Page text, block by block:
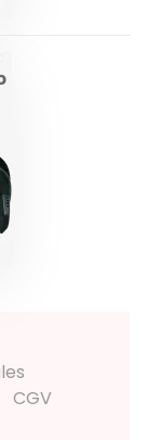
CGV